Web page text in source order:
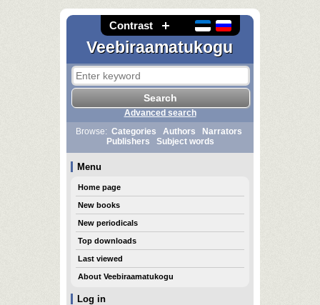
Contrast
Veebiraamatukogu
Log in
Advanced search
Browse: Categories Authors
Narrators
Publishers
Subject words
Menu
Home page
New books
New periodicals
Top downloads
Last viewed
About Veebiraamatukogu